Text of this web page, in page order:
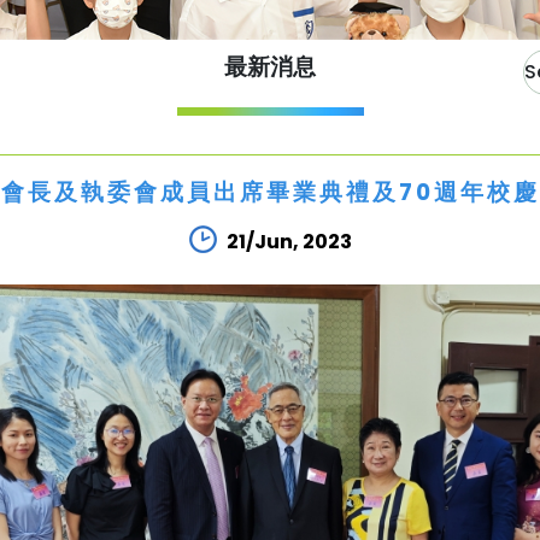
最新消息
長及執委會成員出席畢業典禮及70週年校
21/Jun, 2023